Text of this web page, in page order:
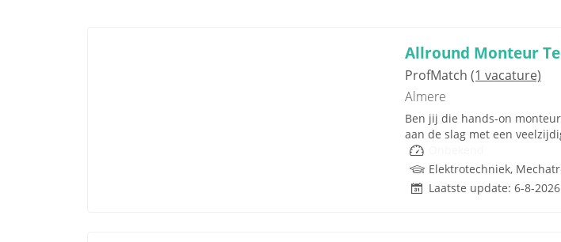
Allround Monteur
ProfMatch (1 vacature)
Almere
Ben jij die hands-on
aan de slag met een
Laatste update: 6-8-2026